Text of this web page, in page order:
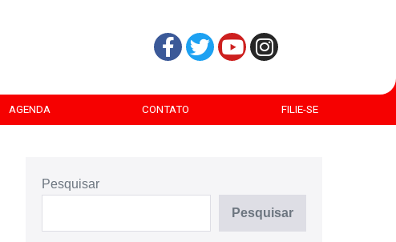
AGENDA CONTATO FILIE-SE
Pesquisar
Pesquisar